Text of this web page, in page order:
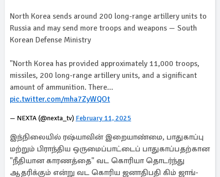
North Korea sends around 200 long-range artillery units to
Russia and may send more troops and weapons — South
Korean Defense Ministry
"North Korea has provided approximately 11,000 troops,
missiles, 200 long-range artillery units, and a significant
amount of ammunition. There…
pic.twitter.com/mha7ZyWQOt
— NEXTA (@nexta_tv) February 11, 2025
இந்நிலையில் ரஷ்யாவின் இறையாண்மை, பாதுகாப்பு
மற்றும் பிராந்திய ஒருமைப்பாட்டைப் பாதுகாப்பதற்கான
"நீதியான காரணத்தை" வட கொரியா தொடர்ந்து
ஆதரிக்கும் என்று வட கொரிய ஜனாதிபதி கிம் ஜாங்-